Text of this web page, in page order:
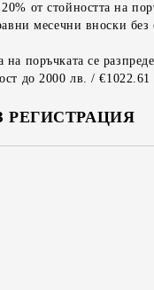
от стойността на
месечни вноски
поръчката се
до 2000 лв. / €1022.61
РЕГИСТРАЦИЯ